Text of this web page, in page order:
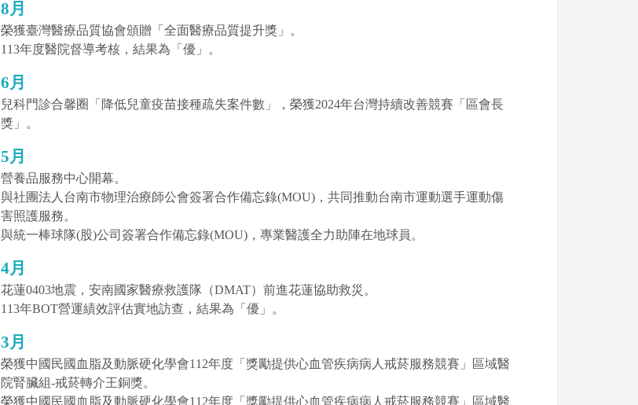
8月
榮獲臺灣醫療品質協會頒贈「全面醫療品質提升獎」。
113年度醫院督導考核，結果為「優」。
6月
兒科門診合馨圈「降低兒童疫苗接種疏失案件數」，榮獲2024年台灣持續改善競賽「區會長
獎」。
5月
營養品服務中心開幕。
與社團法人台南市物理治療師公會簽署合作備忘錄(MOU)，共同推動台南市運動選手運動傷
害照護服務。
與統一棒球隊(股)公司簽署合作備忘錄(MOU)，專業醫護全力助陣在地球員。
4月
花蓮0403地震，安南國家醫療救護隊（DMAT）前進花蓮協助救災。
113年BOT營運績效評估實地訪查，結果為「優」。
3月
榮獲中國民國血脂及動脈硬化學會112年度「獎勵提供心血管疾病病人戒菸服務競賽」區域醫
院腎臟組-戒菸轉介王銅獎。
榮獲中國民國血脂及動脈硬化學會112年度「獎勵提供心血管疾病病人戒菸服務競賽」區域醫